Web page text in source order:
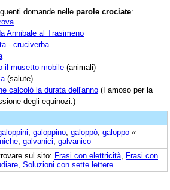
domande nelle parole crociate:
Annibale al Trasimeno
- cruciverba
il musetto mobile (animali)
(salute)
calcolò la durata dell'anno (Famoso per la
degli equinozi.)
galoppino galoppò galoppo «
galvanici galvanico
sul sito: Frasi con elettricità Frasi con
Soluzioni con sette lettere